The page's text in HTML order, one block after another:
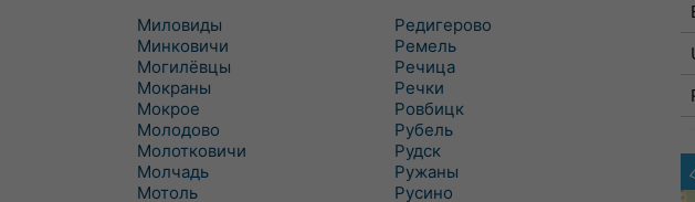
Миловиды
Минковичи
Могилёвцы
Мокраны
Мокрое
Молодово
Молотковичи
Молчадь
Мотоль
Редигерово
Ремель
Речица
Речки
Ровбицк
Рубель
Рудск
Ружаны
Русино